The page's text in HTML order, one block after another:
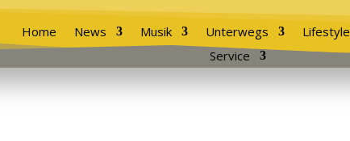
Home News Musik Unterwegs Lifestyle
Service